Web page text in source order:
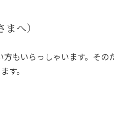
へ）
もいらっしゃいます。その
す。